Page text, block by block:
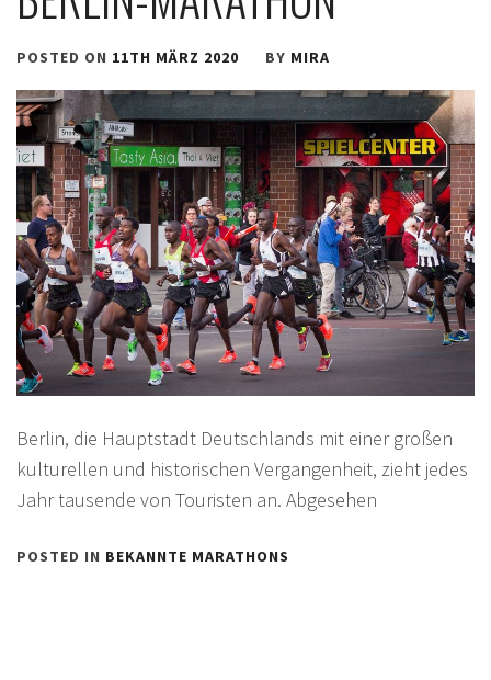
POSTED ON 11TH MÄRZ 2020 BY MIRA
Berlin, die Hauptstadt Deutschlands mit einer großen
kulturellen und historischen Vergangenheit, zieht jedes
Jahr tausende von Touristen an. Abgesehen
POSTED IN BEKANNTE MARATHONS